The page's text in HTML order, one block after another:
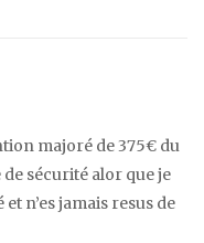
majoré de 375€ du
sécurité alor que je
n’es jamais resus de